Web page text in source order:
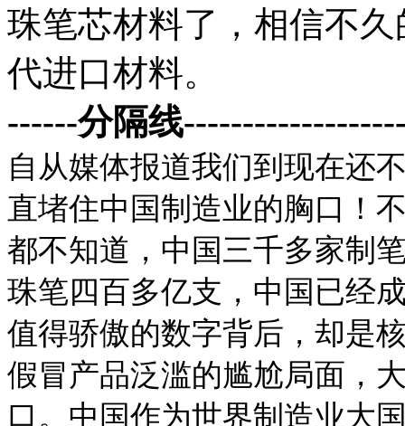
珠笔芯材料了，相信不
代进口材料。
------分隔线
自从媒体报道我们到现在还
直堵住中国制造业的胸口！
都不知道，中国三千多家制
珠笔四百多亿支，中国已经
值得骄傲的数字背后，却是
假冒产品泛滥的尴尬局面，
口。中国作为世界制造业大